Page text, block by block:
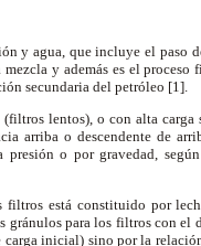
y agua, que incluye el paso
y además es el
secundaria del petróleo [1].
lentos), o con alta
arriba o descendente de
o por gravedad,
está constituido por
para los filtros con el
inicial) sino por la